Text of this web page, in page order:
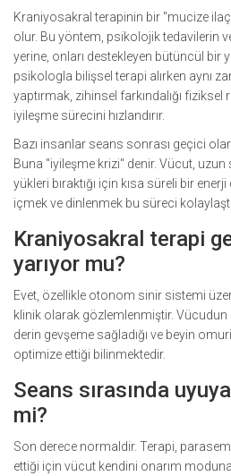
Kraniyosakral terapinin bir "mucize
olur. Bu yöntem, psikolojik tedavilerin
yerine, onları destekleyen bütüncül bir
psikologla bilişsel terapi alırken aynı
yaptırmak, zihinsel farkındalığı
iyileşme sürecini hızlandırır.
Bazı insanlar seans sonrası geçici
Buna "iyileşme krizi" denir. Vücut,
yükleri bıraktığı için kısa süreli bir
içmek ve dinlenmek bu süreci
Kraniyosakral terapi
yarıyor mu?
Evet, özellikle otonom sinir sistemi
klinik olarak gözlemlenmiştir.
derin gevşeme sağladığı ve beyin
optimize ettiği bilinmektedir.
Seans sırasında
mi?
Son derece normaldir. Terapi,
ettiği için vücut kendini onarım